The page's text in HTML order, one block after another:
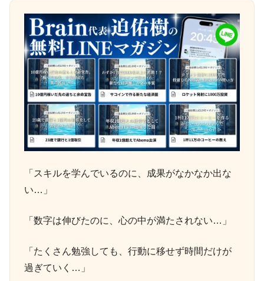
「スキルを学んでいるのに、成果がなかなか出な
い…」
「数字は伸びたのに、心の中が満たされない…」
「たくさん勉強しても、行動に移せず時間だけが
過ぎていく…」